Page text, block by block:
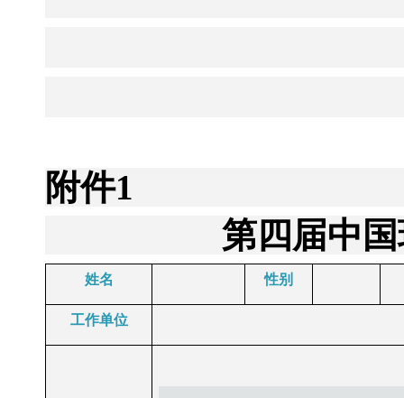
附件1
第四届中
姓名 性别
工作单位